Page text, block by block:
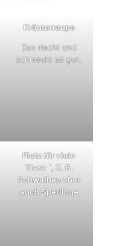
Kräuterraupe
Das riecht und
schmeckt so gut.
Platz für viele
Tiere ´, Z. B.
Schwalben aber
auch Sperlinge